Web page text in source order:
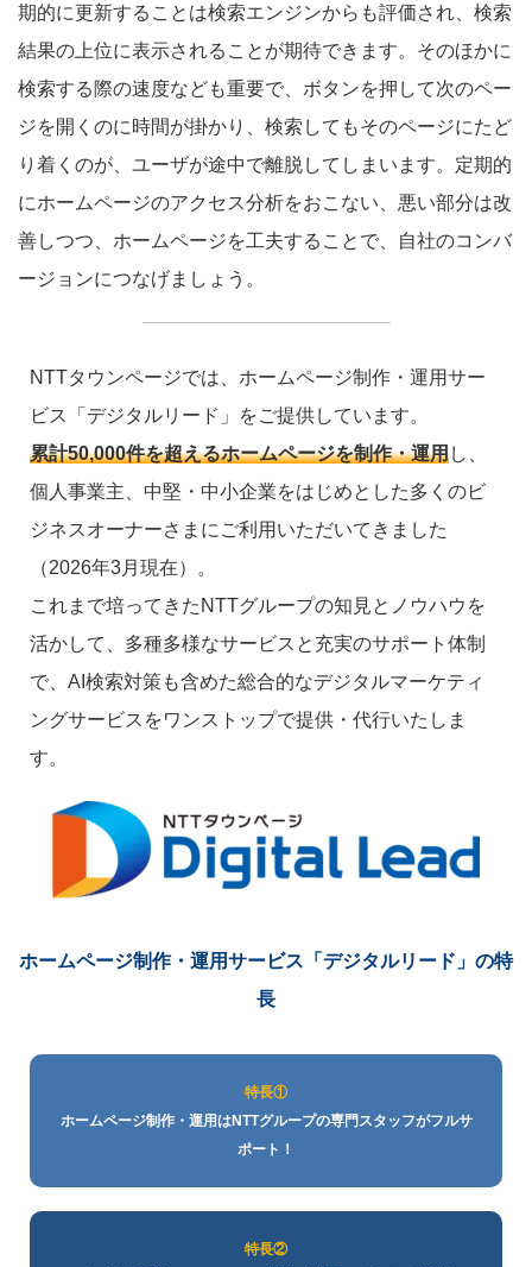
期的に更新することは検索エンジンからも評価され、検索
結果の上位に表示されることが期待できます。そのほかに
検索する際の速度なども重要で、ボタンを押して次のペー
ジを開くのに時間が掛かり、検索してもそのページにたど
り着くのが、ユーザが途中で離脱してしまいます。定期的
にホームページのアクセス分析をおこない、悪い部分は改
善しつつ、ホームページを工夫することで、自社のコンバ
ージョンにつなげましょう。
NTTタウンページでは、ホームページ制作・運用サー
ビス「デジタルリード」をご提供しています。
累計50,000件を超えるホームページを制作・運用し、
個人事業主、中堅・中小企業をはじめとした多くのビ
ジネスオーナーさまにご利用いただいてきました
（2026年3月現在）。
これまで培ってきたNTTグループの知見とノウハウを
活かして、多種多様なサービスと充実のサポート体制
で、AI検索対策も含めた総合的なデジタルマーケティ
ングサービスをワンストップで提供・代行いたしま
す。
ホームページ制作・運用サービス 「デジタルリード」の特
長
特長①
ホームページ制作・運用はNTTグループの専門スタッフがフルサ
ポート！
特長②